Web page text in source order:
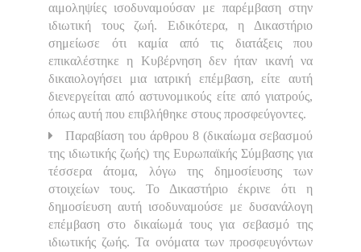
αιμοληψίες ισοδυναμούσαν με παρέμβαση στην
ιδιωτική τους ζωή. Ειδικότερα, η Δικαστήριο
σημείωσε ότι καμία από τις διατάξεις που
επικαλέστηκε η Κυβέρνηση δεν ήταν ικανή να
δικαιολογήσει μια ιατρική επέμβαση, είτε αυτή
διενεργείται από αστυνομικούς είτε από γιατρούς,
όπως αυτή που επιβλήθηκε στους προσφεύγοντες.
Παραβίαση του άρθρου 8 (δικαίωμα σεβασμού
της ιδιωτικής ζωής) της Ευρωπαϊκής Σύμβασης για
τέσσερα άτομα, λόγω της δημοσίευσης των
στοιχείων τους. Το Δικαστήριο έκρινε ότι η
δημοσίευση αυτή ισοδυναμούσε με δυσανάλογη
επέμβαση στο δικαίωμά τους για σεβασμό της
ιδιωτικής ζωής. Τα ονόματα των προσφευγόντων